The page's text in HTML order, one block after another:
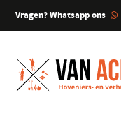
Vragen? Whatsapp ons